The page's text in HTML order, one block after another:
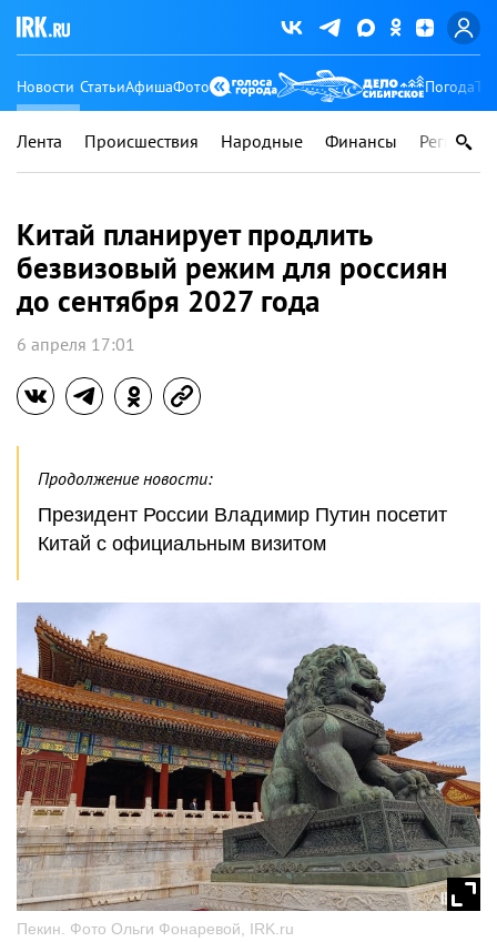
Новости СтатьиАфишаФото Погода
Лента Происшествия Народные Финансы Регионы
Китай планирует продлить
безвизовый режим для россиян
до сентября 2027 года
6 апреля 17:01
Продолжение новости:
Президент России Владимир Путин посетит
Китай с официальным визитом
Пекин. Фото Ольги Фонаревой, IRK.ru